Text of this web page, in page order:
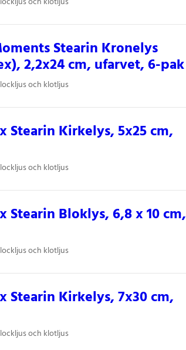
Stearin Kronelys
2,2x24 cm, ufarvet, 6-pak
och klotljus
Stearin Kirkelys, 5x25 cm,
och klotljus
Stearin Bloklys, 6,8 x 10 cm,
och klotljus
Stearin Kirkelys, 7x30 cm,
och klotljus